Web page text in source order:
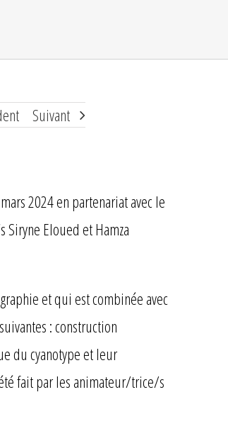
Suivant
2024 en partenariat avec le
Eloued et Hamza
et qui est combinée avec
: construction
du cyanotype et leur
fait par les animateur/trice/s